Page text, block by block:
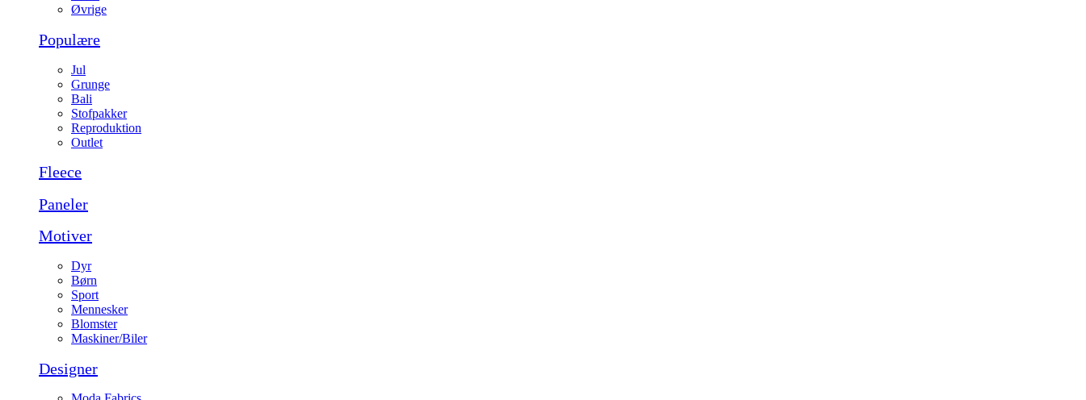
Øvrige
Populære
Jul
Grunge
Bali
Stofpakker
Reproduktion
Outlet
Fleece
Paneler
Motiver
Dyr
Børn
Sport
Mennesker
Blomster
Maskiner/Biler
Designer